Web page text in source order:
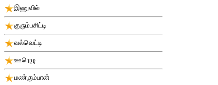
இணுவில்
குரும்பசிட்டி
வல்வெட்டி
ஊரெழு
மண்கும்பான்